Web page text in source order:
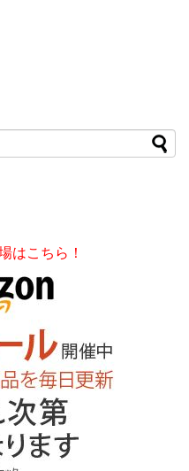
はこちら！